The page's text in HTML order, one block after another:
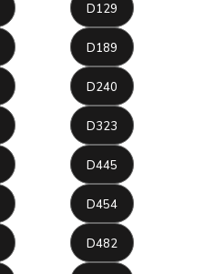
D129
D189
D240
D323
D445
D454
D482